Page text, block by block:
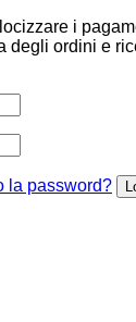
i
degli ordini e
la password?